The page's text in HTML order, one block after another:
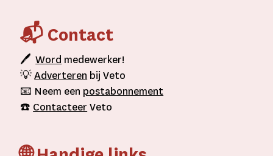
📬 Contact
🖊Word medewerker!
💡Adverteren bij Veto
📧 Neem een postabonnement
☎️ Contacteer Veto